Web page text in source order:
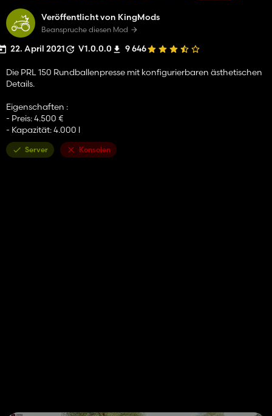
Veröffentlicht von KingMods
Beanspruche diesen Mod
22. April 2021 V1.0.0.0 9 646
Die PRL 150 Rundballenpresse mit konfigurierbaren ästhetischen
Details.
Eigenschaften :
- Preis: 4.500 €
- Kapazität: 4.000 l
Server Konsolen